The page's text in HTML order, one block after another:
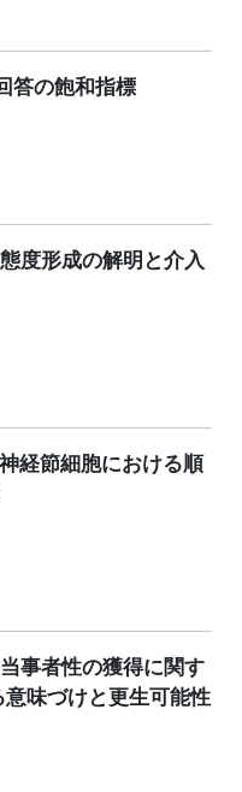
答の飽和指標
度形成の解明と介入
経節細胞における順
事者性の獲得に関す
味づけと更生可能性